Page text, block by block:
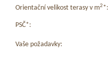
Orientační velikost terasy v m2*:
PSČ*:
Vaše požadavky: